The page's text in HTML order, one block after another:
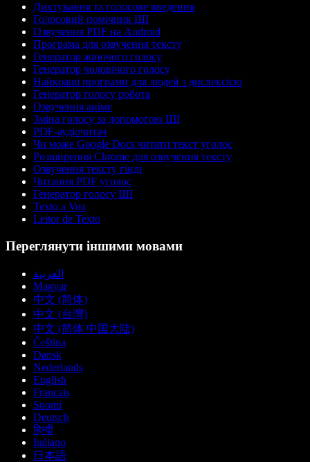
Диктування та голосове введення
Голосовий помічник ШІ
Озвучення PDF на Android
Програма для озвучення тексту
Генератор жіночого голосу
Генератор чоловічого голосу
Найкращі програми для людей з дислексією
Генератор голосу робота
Озвучення аніме
Зміна голосу за допомогою ШІ
PDF-аудіочитач
Чи може Google Docs читати текст уголос
Розширення Chrome для озвучення тексту
Озвучення тексту гінді
Читання PDF уголос
Генератор голосу ШІ
Texto a Voz
Leitor de Texto
Переглянути іншими мовами
العربية
Magyar
中文 (简体)
中文 (台灣)
中文 (简体 中国大陆)
Čeština
Dansk
Nederlands
English
Français
Suomi
Deutsch
हिन्दी
Italiano
日本語